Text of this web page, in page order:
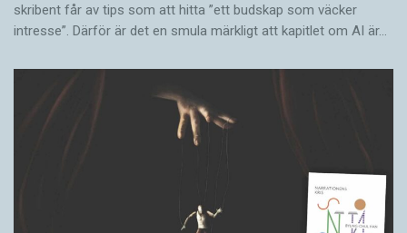
skribent får av tips som att hitta ”ett budskap som väcker
intresse”. Därför är det en smula märkligt att kapitlet om AI är…